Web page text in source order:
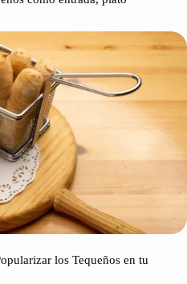
los Tequeños en tu